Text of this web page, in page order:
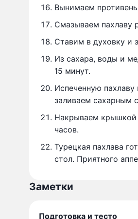
Вынимаем
Смазываем пахлаву
Ставим в духовку и
Из сахара, воды и
15 минут.
Испеченную
заливаем сахарным
Накрываем крышкой
часов.
Турецкая пахлава
стол. Приятного
Заметки
Подготовка и тесто